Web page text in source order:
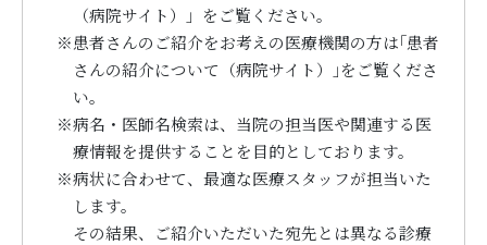
（病院サイト）」をご覧ください。
※患者さんのご紹介をお考えの医療機関の方は｢患者
さんの紹介について（病院サイト）｣をご覧くださ
い。
※病名・医師名検索は、当院の担当医や関連する医
療情報を提供することを目的としております。
※病状に合わせて、最適な医療スタッフが担当いた
します。
その結果、ご紹介いただいた宛先とは異なる診療